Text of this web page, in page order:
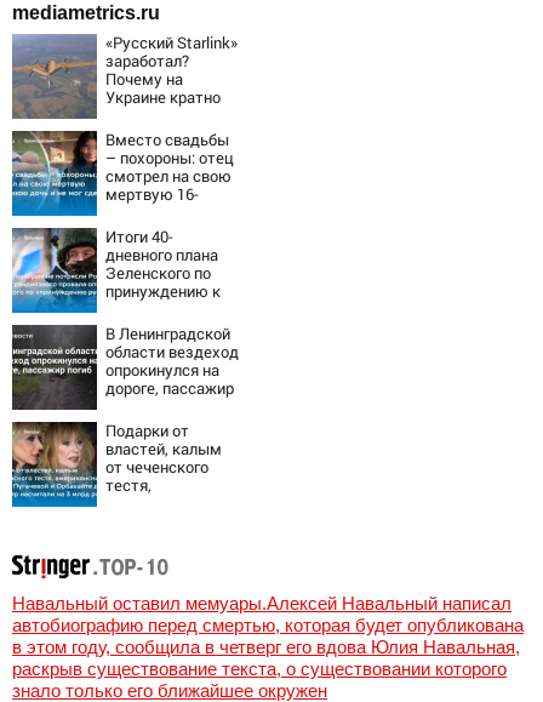
mediametrics.ru
«Русский Starlink»
заработал?
Почему на
Украине кратно
точность
попаданий по
объектам ВСУ
Вместо свадьбы
– похороны: отец
смотрел на свою
мертвую 16-
мог сдержать
слезы
Итоги 40-
дневного плана
Зеленского по
принуждению к
ответила Россия,
полный разбор
провала операции
Украины от
военкора Коца
В Ленинградской
области вездеход
опрокинулся на
дороге, пассажир
Подарки от
властей, калым
от чеченского
тестя,
Орбакайте домов
и квартир
насчитали на 3
млрд рублей
Навальный оставил мемуары.Алексей Навальный написал
автобиографию перед смертью, которая будет опубликована
в этом году, сообщила в четверг его вдова Юлия Навальная,
раскрыв существование текста, о существовании которого
знало только его ближайшее окружен